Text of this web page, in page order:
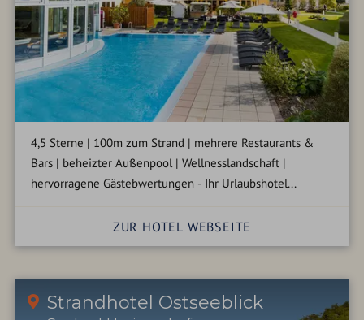
4,5 Sterne | 100m zum Strand | mehrere Restaurants &
Bars | beheizter Außenpool | Wellnesslandschaft |
hervorragene Gästebwertungen - Ihr Urlaubshotel...
ZUR HOTEL WEBSEITE
Strandhotel Ostseeblick